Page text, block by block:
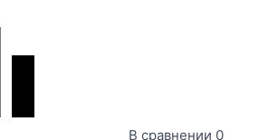
В сравнении 0